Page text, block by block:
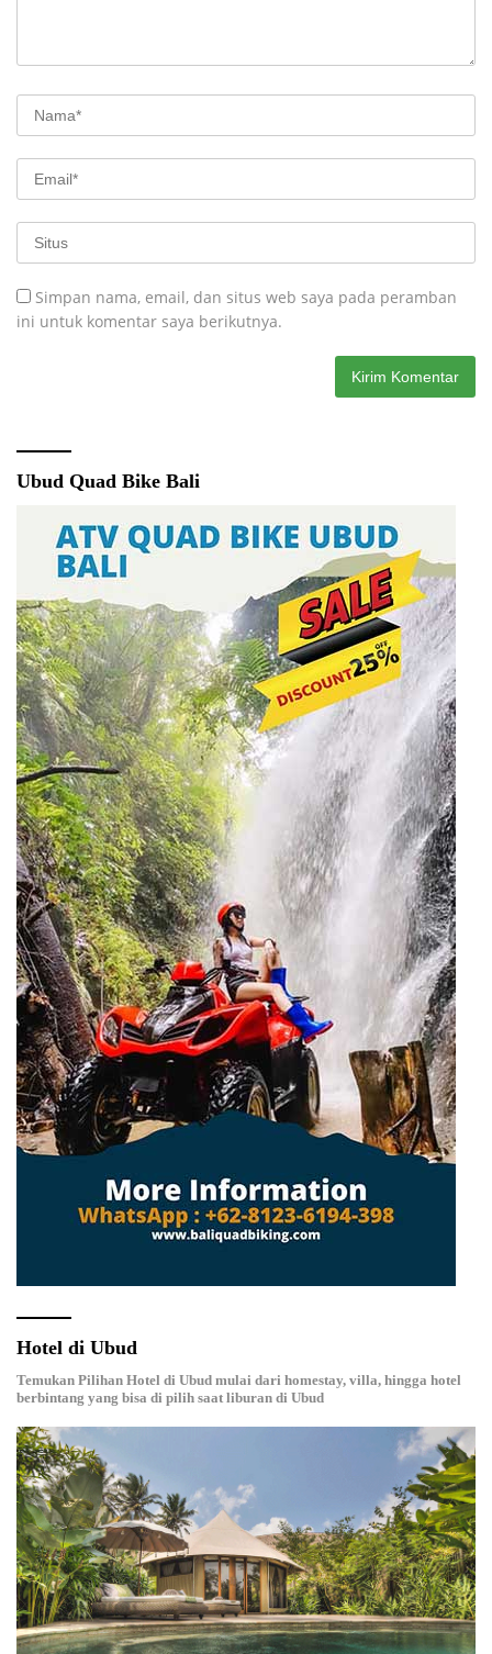
Simpan nama, email, dan situs web saya pada peramban
ini untuk komentar saya berikutnya.
Ubud Quad Bike Bali
Hotel di Ubud
Temukan Pilihan Hotel di Ubud mulai dari homestay, villa, hingga hotel
berbintang yang bisa di pilih saat liburan di Ubud